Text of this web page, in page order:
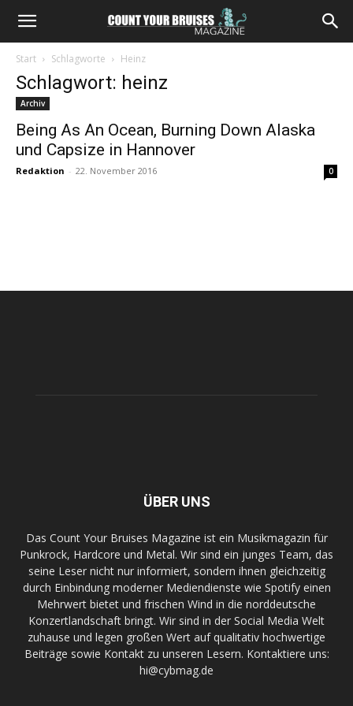
Start Schlagworte Heinz
Schlagwort: heinz
Archiv
Being As An Ocean, Burning Down Alaska
und Capsize in Hannover
Redaktion - 22. November 2016 0
ÜBER UNS
Das Count Your Bruises Magazine ist ein Musikmagazin für
Punkrock, Hardcore und Metal. Wir sind ein junges Team, das
seine Leser nicht nur informiert, sondern ihnen gleichzeitig
durch Einbindung moderner Mediendienste wie Spotify einen
Mehrwert bietet und frischen Wind in die norddeutsche
Konzertlandschaft bringt. Wir sind in der Social Media Welt
zuhause und legen großen Wert auf qualitativ hochwertige
Beiträge sowie Kontakt zu unseren Lesern. Kontaktiere uns:
hi@cybmag.de